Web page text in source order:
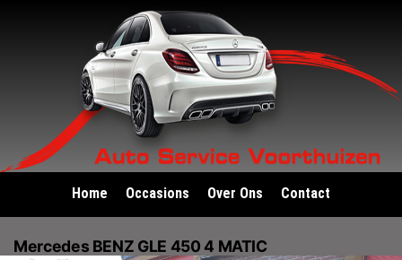
Home Occasions Over Ons Contact
Mercedes BENZ GLE 450 4 MATIC